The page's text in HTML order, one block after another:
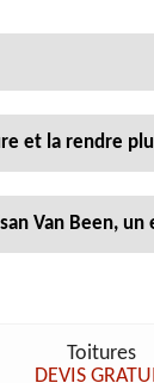
et la rendre
Van Been, un
Toitures
DEVIS